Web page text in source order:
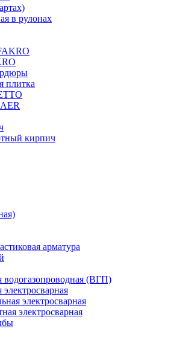
в рулонах
плитка
кирпич
арматура
водогазопроводная (ВГП)
электросварная
электросварная
электросварная